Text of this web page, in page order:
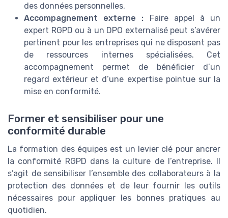
des données personnelles.
Accompagnement externe : Faire appel à un
expert RGPD ou à un DPO externalisé peut s’avérer
pertinent pour les entreprises qui ne disposent pas
de ressources internes spécialisées. Cet
accompagnement permet de bénéficier d’un
regard extérieur et d’une expertise pointue sur la
mise en conformité.
Former et sensibiliser pour une
conformité durable
La formation des équipes est un levier clé pour ancrer
la conformité RGPD dans la culture de l’entreprise. Il
s’agit de sensibiliser l’ensemble des collaborateurs à la
protection des données et de leur fournir les outils
nécessaires pour appliquer les bonnes pratiques au
quotidien.